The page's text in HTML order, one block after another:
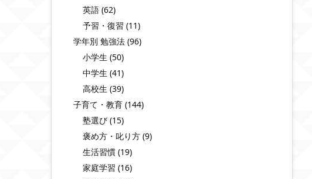
英語 (62)
予習・復習 (11)
学年別 勉強法 (96)
小学生 (50)
中学生 (41)
高校生 (39)
子育て・教育 (144)
塾選び (15)
褒め方・叱り方 (9)
生活習慣 (19)
家庭学習 (16)